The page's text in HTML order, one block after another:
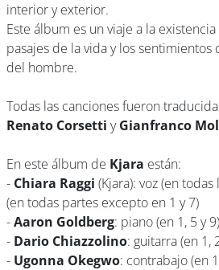
interior y exterior.
Este álbum es un viaje a la
pasajes de la vida y los
del hombre.
Todas las canciones fueron
Renato Corsetti yGianfranco
En este álbum de Kjara están:
- Chiara Raggi (Kjara): voz (en
(en todas partes excepto en 1 y 7)
-Aaron Goldberg: piano (en 1, 5 y 9)
- Dario Chiazzolino: guitarra (en 1,
- Ugonna Okegwo: contrabajo (en